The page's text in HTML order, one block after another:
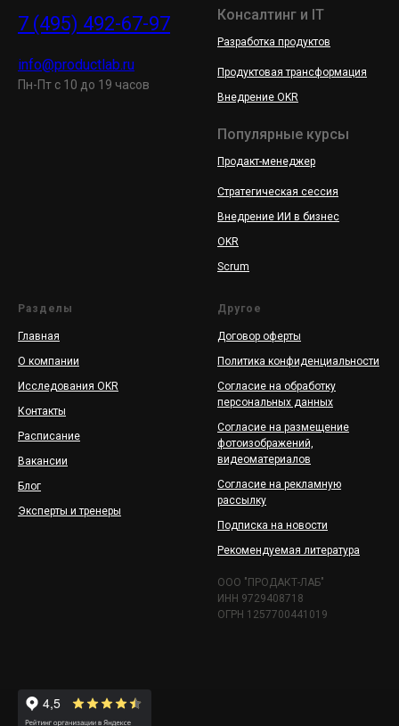
7 (495) 492-67-97
info@productlab.ru
Пн-Пт с 10 до 19 часов
Консалтинг и IT
Разработка продуктов
Продуктовая трансформация
Внедрение OKR
Популярные курсы
Продакт-менеджер
Стратегическая сессия
Внедрение ИИ в бизнес
OKR
Scrum
Разделы
Главная
О компании
Исследования OKR
Контакты
Расписание
Вакансии
Блог
Эксперты и тренеры
Другое
Договор оферты
Политика конфиденциальности
Согласие на обработку
персональных данных
Согласие на размещение
фотоизображений,
видеоматериалов
Согласие на рекламную
рассылку
Подписка на новости
Рекомендуемая литература
ООО "ПРОДАКТ-ЛАБ"
ИНН 9729408718
ОГРН 1257700441019